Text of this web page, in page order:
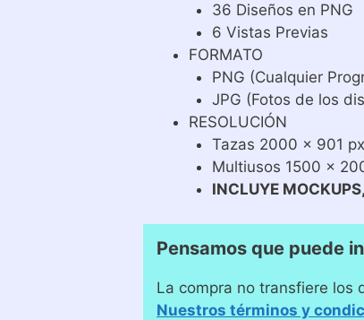
36 Diseños en PNG
6 Vistas Previas
FORMATO
PNG (Cualquier
JPG (Fotos de los
RESOLUCIÓN
Tazas 2000 x 901 px
Multiusos 1500 x
INCLUYE
Pensamos que puede
La compra no transfiere los
Nuestros términos y